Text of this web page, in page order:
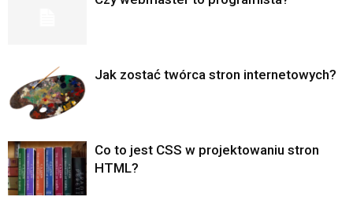
Jak zostać twórca stron internetowych?
Co to jest CSS w projektowaniu stron
HTML?